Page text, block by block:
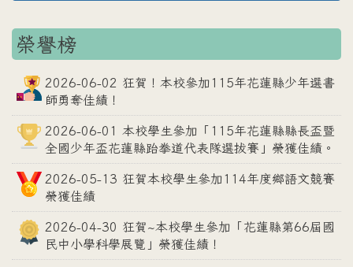
榮譽榜
2026-06-02 狂賀！本校參加115年花蓮縣少年選書
師勇奪佳績！
2026-06-01 本校學生參加「115年花蓮縣縣長盃暨
全國少年盃花蓮縣跆拳道代表隊選拔賽」榮獲佳績。
2026-05-13 狂賀本校學生參加114年度鄉語文競賽
榮獲佳績
2026-04-30 狂賀~本校學生參加「花蓮縣第66屆國
民中小學科學展覽」榮獲佳績！